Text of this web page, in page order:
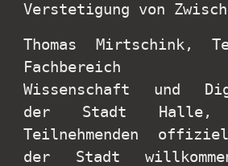
Verstetigung von
Thomas Mirtschink,
Fachbereich
Wissenschaft und
der Stadt
Teilnehmenden
der Stadt